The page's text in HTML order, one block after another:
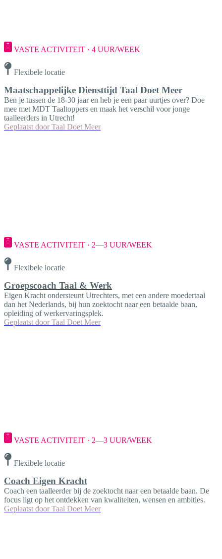
VASTE ACTIVITEIT · 4 UUR/WEEK
Flexibele locatie
Maatschappelijke Diensttijd Taal Doet Meer
Ben je tussen de 18-30 jaar en heb je een paar uurtjes over? Doe
mee met MDT Taaltoppers en maak het verschil voor jonge
taalleerders in Utrecht!
Geplaatst door Taal Doet Meer
VASTE ACTIVITEIT · 2—3 UUR/WEEK
Flexibele locatie
Groepscoach Taal & Werk
Eigen Kracht ondersteunt Utrechters, met een andere moedertaal
dan het Nederlands, bij hun zoektocht naar een betaalde baan,
opleiding of werkervaringsplek.
Geplaatst door Taal Doet Meer
VASTE ACTIVITEIT · 2—3 UUR/WEEK
Flexibele locatie
Coach Eigen Kracht
Coach een taalleerder bij de zoektocht naar een betaalde baan. De
focus ligt op het ontdekken van kwaliteiten, wensen en ambities.
Geplaatst door Taal Doet Meer